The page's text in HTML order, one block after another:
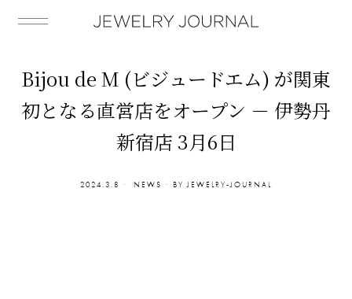
Bijou de M (ビジュードエム) が関東
初となる直営店をオープン － 伊勢丹
新宿店 3月6日
2024.3.8 NEWS BY JEWELRY-JOURNAL